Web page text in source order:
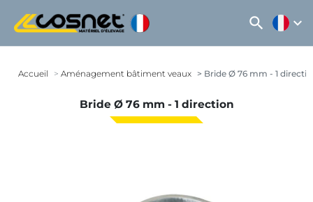
search expand_more
Accueil Aménagement bâtiment veaux Bride Ø 76 mm - 1
Bride Ø 76 mm - 1 direction